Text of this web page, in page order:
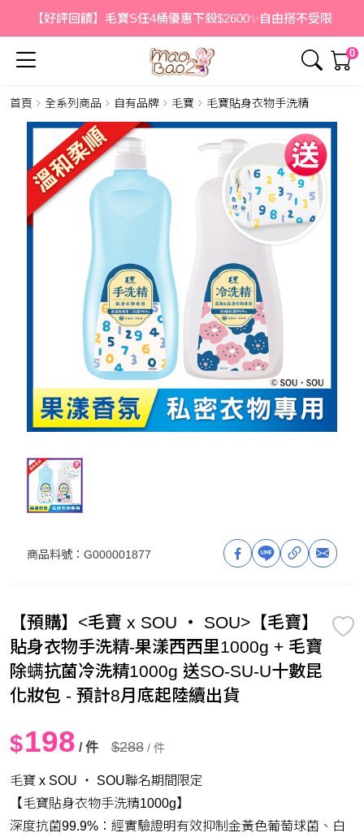
【好評回饋】毛寶S任4桶優惠下殺$2600✨自由搭不受限
0
簡介 內容
首頁 全系列商品 自有品牌 毛寶 毛寶貼身衣物手洗精
商品料號：G000001877
【預購】<毛寶 x SOU ‧ SOU>【毛寶】
貼身衣物手洗精-果漾西西里1000g + 毛寶
除螨抗菌冷洗精1000g 送SO-SU-U十數昆
化妝包 - 預計8月底起陸續出貨
$198 / 件 $288 / 件
毛寶 x SOU ‧ SOU聯名期間限定
【毛寶貼身衣物手洗精1000g】
深度抗菌99.9%：經實驗證明有效抑制金黃色葡萄球菌、白